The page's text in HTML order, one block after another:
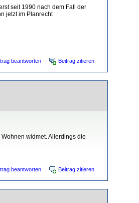
seit 1990 nach dem Fall der
jetzt im Planrecht
beantworten Beitrag zitieren
widmet. Allerdings die
beantworten Beitrag zitieren